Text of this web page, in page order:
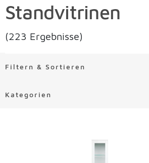
Standvitrinen
(223 Ergebnisse)
Filtern & Sortieren
Kategorien